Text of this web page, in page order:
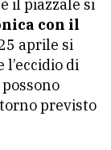
il piazzale si
con il
aprile si
di
previsto